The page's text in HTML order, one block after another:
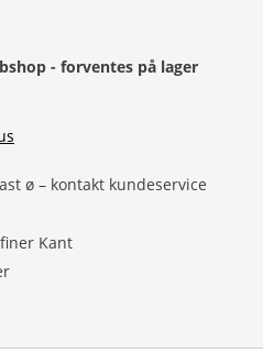
Kant
- forventes på lager
ø – kontakt kundeservice